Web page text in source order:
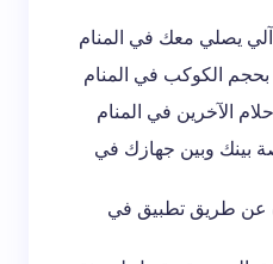
في هذا المتصفح
في تعليقي.
يصلي معك في المنام
الكوكب في المنام
الآخرين في المنام
بينك وبين جهازك في
عن طريق تطبيق في